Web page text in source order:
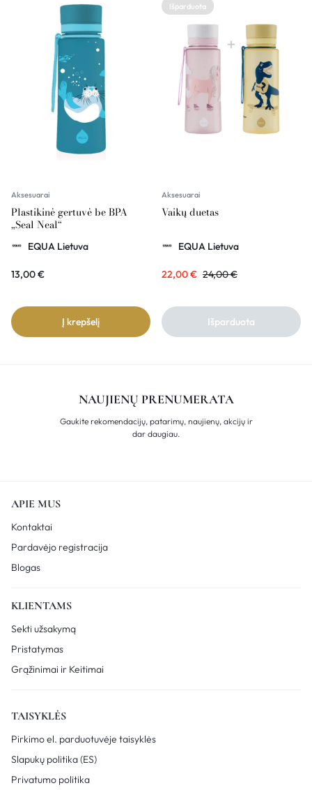
Aksesuarai
Plastikinė gertuvė be BPA
„Seal Neal“
EQUA Lietuva
13,00€
Į krepšelį
Išparduota
Aksesuarai
Vaikų duetas
EQUA Lietuva
22,00€ 24,00€
Išparduota
NAUJIENŲ PRENUMERATA
Gaukite rekomendacijų, patarimų, naujienų, akcijų ir
dar daugiau.
APIE MUS
Kontaktai
Pardavėjo registracija
Blogas
KLIENTAMS
Sekti užsakymą
Pristatymas
Grąžinimai ir Keitimai
TAISYKLĖS
Pirkimo el. parduotuvėje taisyklės
Slapukų politika (ES)
Privatumo politika